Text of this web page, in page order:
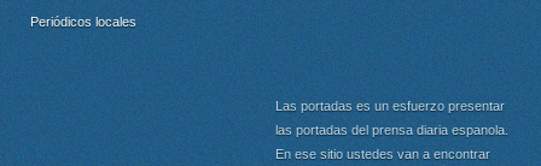
Periódicos locales
Las portadas es un esfuerzo presentar
las portadas del prensa diaria espanola.
En ese sitio ustedes van a encontrar